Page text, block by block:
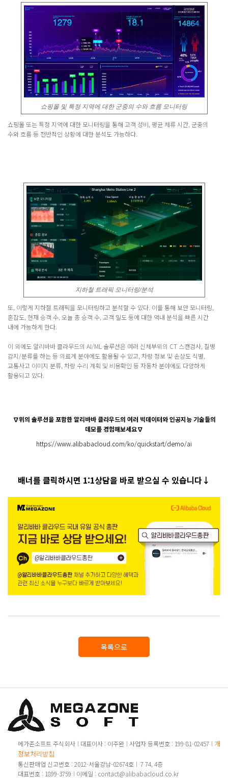
쇼핑몰 및 특정 지역에 대한 군중의 수와 흐름 모니터링
쇼핑몰 또는 특정 지역에 대한 모니터링을 통해 고객 성비, 평균 체류 시간, 군중의
수와 흐름 등 전반적인 상황에 대한 분석도 가능하다.
지하철 트래픽 모니터링/분석
또, 이렇게 지하철 트래픽을 모니터링하고 분석할 수 있다. 이를 통해 보안 모니터링,
혼잡도, 현재 승객 수, 오늘 총 승객 수, 고객 밀도 등에 대한 역내 분석을 빠른 시간
내에 가능하게 한다.
이 외에도 알리바바 클라우드의 AI/ML 솔루션은 여러 신체부위의 CT 스캔검사, 질병
감지/분류를 하는 등 의료계 분야에도 활용될 수 있고, 차량 정보 및 손상도 식별,
교통사고 이미지 분류, 차량 수리 계획 및 비용확인 등 자동차 분야에도 다양하게
활용되고 있다.
∇위의 솔루션을 포함한 알리바바 클라우드의 여러 빅데이터와 인공지능 기술들의
데모를 경험해보세요∇
https://www.alibabacloud.com/ko/quickstart/demo/ai
배너를 클릭하시면 1:1상담을 바로 받으실 수 있습니다↓
목록으로
메가존소프트 주식회사 대표이사 : 이주완 사업자 등록번호 : 199-81-02457
개인
정보처리방침
통신판매업 신고번호 : 2012-서울강남-02674호
7 74, 4층
대표번호 : 1899-3759
이메일 : contact@alibabacloud.co.kr